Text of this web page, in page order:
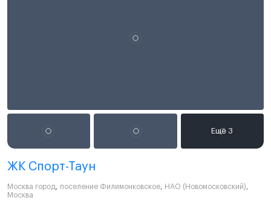
ЖК Спорт-Таун
Москва город, поселение Филимонковское, НАО (Новомосковский),
Москва